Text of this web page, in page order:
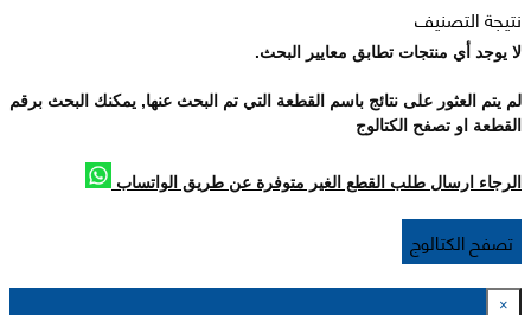
نتيجة التصنيف
لا يوجد أي منتجات تطابق معايير البحث.
لم يتم العثور على نتائج باسم القطعة التي تم البحث عنها, يمكنك البحث برقم
القطعة او تصفح الكتالوج
الرجاء ارسال طلب القطع الغير متوفرة عن طريق الواتساب
تصفح الكتالوج
×